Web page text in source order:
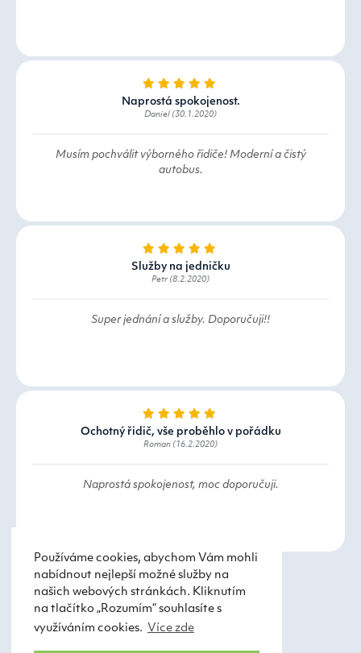
Používáme cookies, abychom Vám mohli
nabídnout nejlepší možné služby na
našich webových stránkách. Kliknutím
na tlačítko „Rozumím“ souhlasíte s
využíváním cookies. Více zde
Naprostá spokojenost.
Daniel (30.1.2020)
Musím pochválit výborného řidiče! Moderní a čistý
autobus.
Služby na jedničku
Petr (8.2.2020)
Super jednání a služby. Doporučuji!!
Ochotný řidič, vše proběhlo v pořádku
Roman (16.2.2020)
Naprostá spokojenost, moc doporučuji.